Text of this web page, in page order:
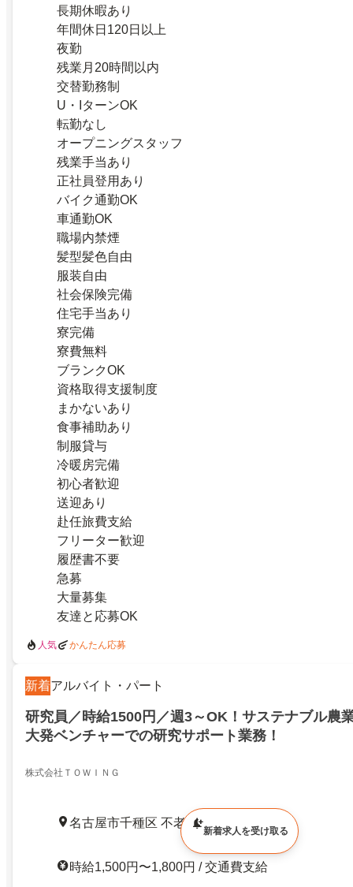
長期休暇あり
年間休日120日以上
夜勤
残業月20時間以内
交替勤務制
U・IターンOK
転勤なし
オープニングスタッフ
残業手当あり
正社員登用あり
バイク通勤OK
車通勤OK
職場内禁煙
髪型髪色自由
服装自由
社会保険完備
住宅手当あり
寮完備
寮費無料
ブランクOK
資格取得支援制度
まかないあり
食事補助あり
制服貸与
冷暖房完備
初心者歓迎
送迎あり
赴任旅費支給
フリーター歓迎
履歴書不要
急募
大量募集
友達と応募OK
人気 かんたん応募
新着アルバイト・パート
研究員／時給1500円／週3～OK！サステナブル農
大発ベンチャーでの研究サポート業務！
株式会社ＴＯＷＩＮＧ
名古屋市千種区 不老町
時給1,500円〜1,800円 / 交通費支給
新着求人を受け取る